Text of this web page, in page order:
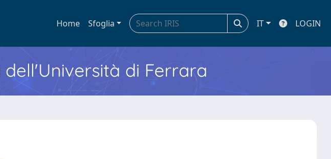
Home Sfoglia IT LOGIN
di Ferrara